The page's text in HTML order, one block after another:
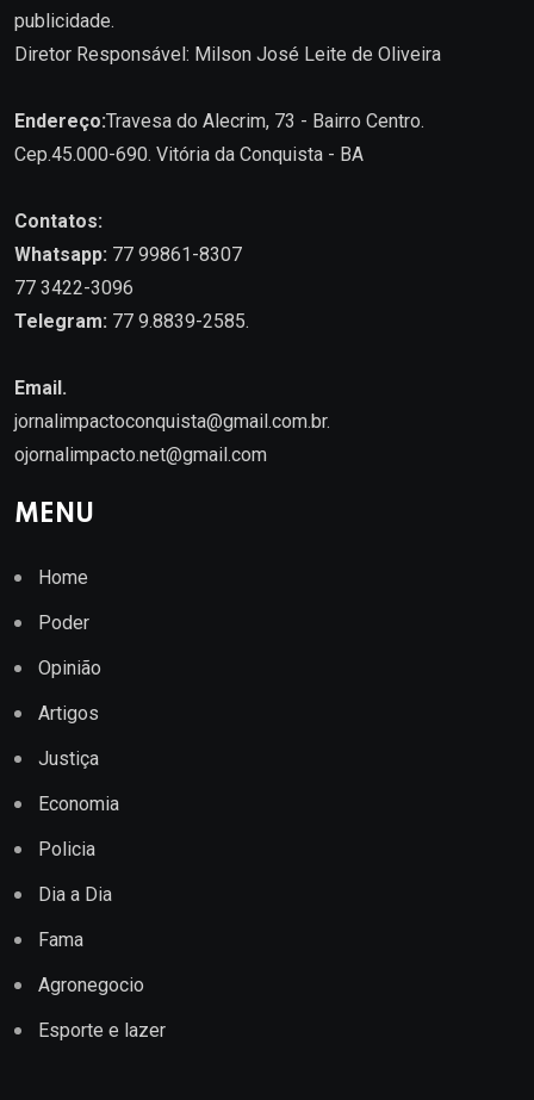
publicidade.
Diretor Responsável: Milson José Leite de Oliveira
Endereço:Travesa do Alecrim, 73 - Bairro Centro.
Cep.45.000-690. Vitória da Conquista - BA
Contatos:
Whatsapp: 77 99861-8307
77 3422-3096
Telegram: 77 9.8839-2585.
Email.
jornalimpactoconquista@gmail.com.br.
ojornalimpacto.net@gmail.com
MENU
Home
Poder
Opinião
Artigos
Justiça
Economia
Policia
Dia a Dia
Fama
Agronegocio
Esporte e lazer